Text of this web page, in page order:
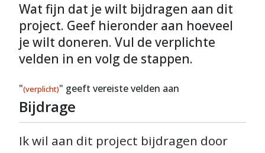
Wat fijn dat je wilt bijdragen aan dit
project. Geef hieronder aan hoeveel
je wilt doneren. Vul de verplichte
velden in en volg de stappen.
"(verplicht)" geeft vereiste velden aan
Bijdrage
Ik wil aan dit project bijdragen door